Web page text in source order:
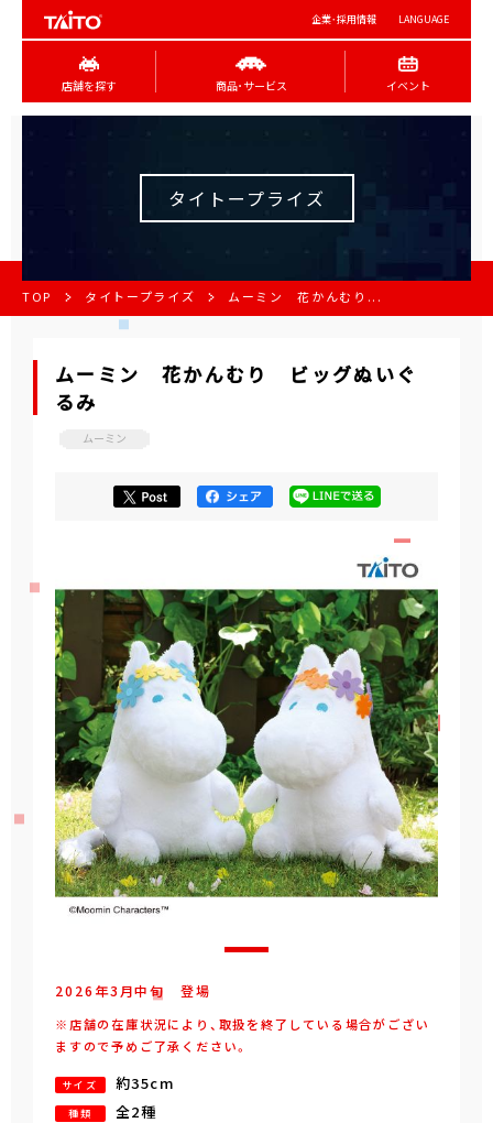
企業･採用情報 LANGUAGE
店舗を探す 商品･サービス イベント
タイトープライズ
TOP タイトープライズ ムーミン 花かんむり...
ムーミン 花かんむり ビッグぬいぐ
るみ
ムーミン
2026年3 月中旬 登場
※店舗の在庫状況により、取扱を終了している場合がござい
ますので予めご了承ください。
サイズ 約35cm
種類 全2種